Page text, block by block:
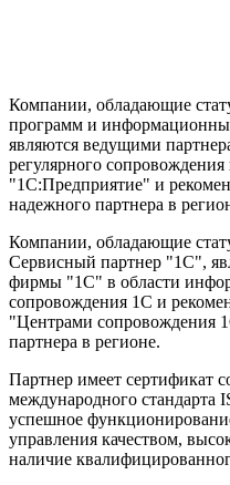
Компании, обладающие
программ и
являются ведущими
регулярного
"1С:Предприятие" и
надежного партнера в
Компании, обладающие
Сервисный партнер "1С",
фирмы "1С" в области
сопровождения 1C и
"Центрами сопровождения
партнера в регионе.
Партнер имеет сертификат
международного стандарта
успешное
управления качеством,
наличие